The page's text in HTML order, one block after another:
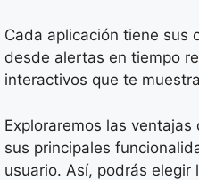
Cada aplicación tiene sus
desde alertas en tiempo
interactivos que te
Exploraremos las
sus principales
usuario. Así, podrás elegir